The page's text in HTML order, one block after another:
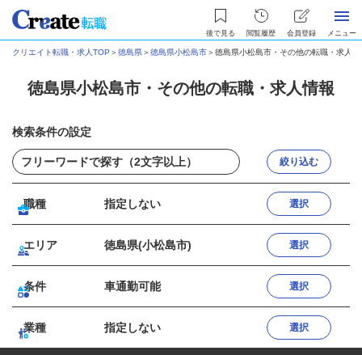
後で見る 閲覧履歴 会員登録 メニュー
クリエイト転職・求人TOP ＞徳島県＞徳島県小松島市＞徳島県小松島市・その他の転職・求人情
徳島県小松島市・その他の転職・求人情報
検索条件の設定
絞り込む
職種 指定しない 選択
エリア 徳島県(小松島市) 選択
条件 車通勤可能 選択
業種 指定しない 選択